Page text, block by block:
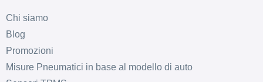
Chi siamo
Blog
Promozioni
Misure Pneumatici in base al modello di auto